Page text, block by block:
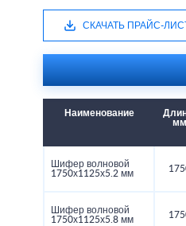
СКАЧАТЬ ПРАЙС-
Наименование
мм
Шифер волновой
1750х1125х5.2 мм
Шифер волновой
1750х1125х5.8 мм